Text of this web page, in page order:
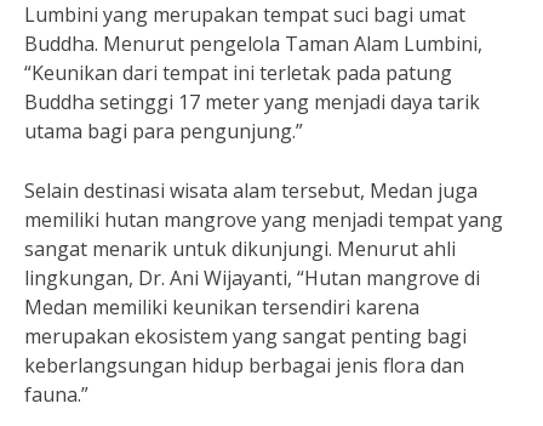
Lumbini yang merupakan tempat suci bagi umat
Buddha. Menurut pengelola Taman Alam Lumbini,
“Keunikan dari tempat ini terletak pada patung
Buddha setinggi 17 meter yang menjadi daya tarik
utama bagi para pengunjung.”
Selain destinasi wisata alam tersebut, Medan juga
memiliki hutan mangrove yang menjadi tempat yang
sangat menarik untuk dikunjungi. Menurut ahli
lingkungan, Dr. Ani Wijayanti, “Hutan mangrove di
Medan memiliki keunikan tersendiri karena
merupakan ekosistem yang sangat penting bagi
keberlangsungan hidup berbagai jenis flora dan
fauna.”